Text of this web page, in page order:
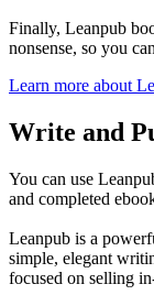
Finally, Leanpub
nonsense, so you
Learn more about
Write and
You can use
and completed
Leanpub is a
simple, elegant
focused on selling